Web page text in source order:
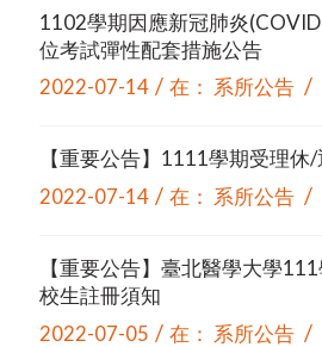
1102學期因應新冠肺炎
位考試彈性配套措施公告
2022-07-14 / 在： 系所公告 /
【重要公告】1111學期受理休
2022-07-14 / 在： 系所公告 /
【重要公告】臺北醫學大學
校生註冊須知
2022-07-05 / 在： 系所公告 /